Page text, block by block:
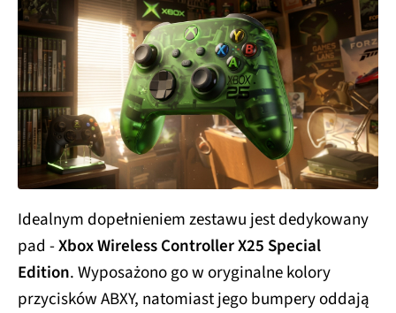
Idealnym dopełnieniem zestawu jest dedykowany
pad -Xbox Wireless Controller X25 Special
Edition. Wyposażono go w oryginalne kolory
przycisków ABXY, natomiast jego bumpery oddają